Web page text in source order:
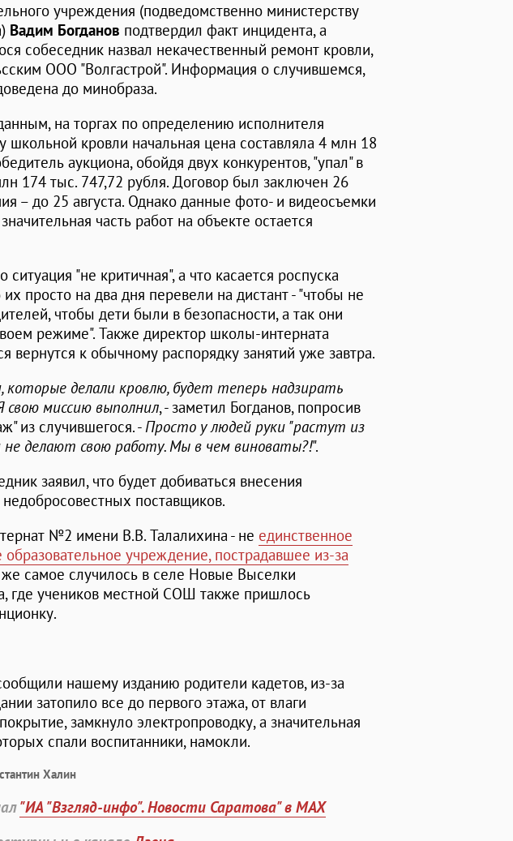
учреждения (подведомственно министерству
Вадим Богданов подтвердил факт инцидента, а
собеседник назвал некачественный ремонт кровли,
ООО "Волгастрой". Информация о случившемся,
до минобраза.
на торгах по определению исполнителя
школьной кровли начальная цена составляла 4 млн 18
аукциона, обойдя двух конкурентов, "упал" в
174 тыс. 747,72 рубля. Договор был заключен 26
– до 25 августа. Однако данные фото- и видеосъемки
часть работ на объекте остается
ситуация "не критичная", а что касается роспуска
просто на два дня перевели на дистант - "чтобы не
чтобы дети были в безопасности, а так они
режиме". Также директор школы-интерната
вернутся к обычному распорядку занятий уже завтра.
делали кровлю, будет теперь надзирать
свою миссию выполнил, - заметил Богданов, попросив
из случившегося. -Просто у людей руки "растут из
не делают свою работу. Мы в чем виноваты?!".
заявил, что будет добиваться внесения
поставщиков.
№2 имени В.В. Талалихина - не единственное
образовательное учреждение, пострадавшее из-за
же самое случилось в селе Новые Выселки
где учеников местной СОШ также пришлось
нашему изданию родители кадетов, из-за
затопило все до первого этажа, от влаги
замкнуло электропроводку, а значительная
спали воспитанники, намокли.
Халин
"ИА "Взгляд-инфо". Новости Саратова" в MAX